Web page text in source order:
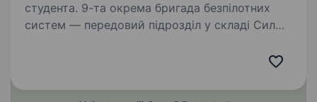
студента. 9-та окрема бригада безпілотних
систем — передовий підрозділ у складі Сил
Оператори БПЛА виконують…